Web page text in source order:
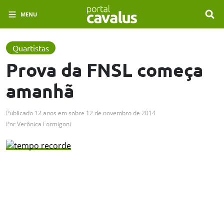
MENU
Quartistas
Prova da FNSL começa
amanhã
Publicado 12 anos em sobre 12 de novembro de 2014
PorVerônica Formigoni